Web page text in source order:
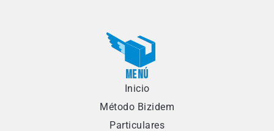
MENÚ
Inicio
Método Bizidem
Particulares